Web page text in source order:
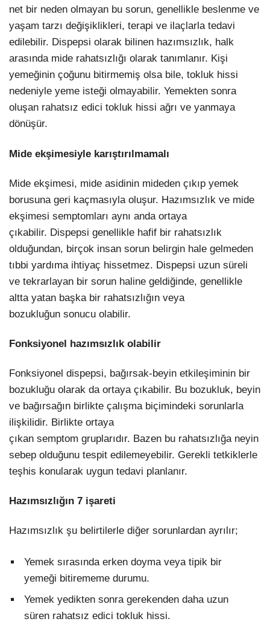
net bir neden olmayan bu sorun, genellikle beslenme ve
yaşam tarzı değişiklikleri, terapi ve ilaçlarla tedavi
edilebilir. Dispepsi olarak bilinen hazımsızlık, halk
arasında mide rahatsızlığı olarak tanımlanır. Kişi
yemeğinin çoğunu bitirmemiş olsa bile, tokluk hissi
nedeniyle yeme isteği olmayabilir. Yemekten sonra
oluşan rahatsız edici tokluk hissi ağrı ve yanmaya
dönüşür.
Mide ekşimesiyle karıştırılmamalı
Mide ekşimesi, mide asidinin mideden çıkıp yemek
borusuna geri kaçmasıyla oluşur. Hazımsızlık ve mide
ekşimesi semptomları aynı anda ortaya
çıkabilir. Dispepsi genellikle hafif bir rahatsızlık
olduğundan, birçok insan sorun belirgin hale gelmeden
tıbbi yardıma ihtiyaç hissetmez. Dispepsi uzun süreli
ve tekrarlayan bir sorun haline geldiğinde, genellikle
altta yatan başka bir rahatsızlığın veya
bozukluğun sonucu olabilir.
Fonksiyonel hazımsızlık olabilir
Fonksiyonel dispepsi, bağırsak-beyin etkileşiminin bir
bozukluğu olarak da ortaya çıkabilir. Bu bozukluk, beyin
ve bağırsağın birlikte çalışma biçimindeki sorunlarla
ilişkilidir. Birlikte ortaya
çıkan semptom gruplarıdır. Bazen bu rahatsızlığa neyin
sebep olduğunu tespit edilemeyebilir. Gerekli tetkiklerle
teşhis konularak uygun tedavi planlanır.
Hazımsızlığın 7 işareti
Hazımsızlık şu belirtilerle diğer sorunlardan ayrılır;
Yemek sırasında erken doyma veya tipik bir
yemeği bitirememe durumu.
Yemek yedikten sonra gerekenden daha uzun
süren rahatsız edici tokluk hissi.